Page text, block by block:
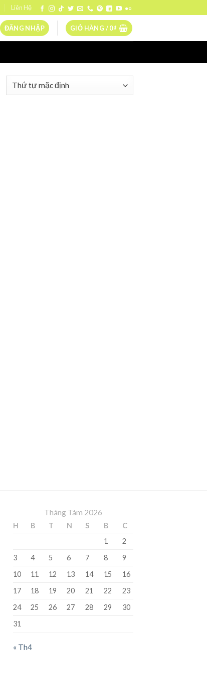
Liên Hệ
ĐĂNG NHẬP GIỎ HÀNG /0₫
Tháng Tám 2026
H B T N S B
C
1
2
3
4 5 6 7 8
9
10
11 12 13 14 15
16
17
18 19 20 21 22
23
24
25 26 27 28 29
30
31
« Th4